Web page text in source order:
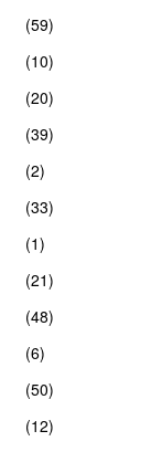
(59)
(10)
(20)
(39)
(2)
(33)
(1)
(21)
(48)
(6)
(50)
(12)